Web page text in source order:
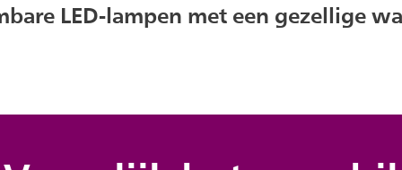
LED-lampen met een gezellige